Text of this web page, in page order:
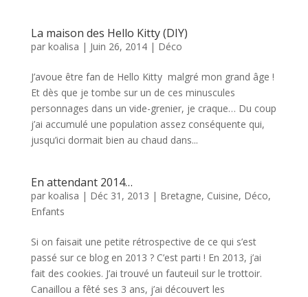
La maison des Hello Kitty (DIY)
par koalisa | Juin 26, 2014| Déco
J’avoue être fan de Hello Kitty malgré mon grand âge !
Et dès que je tombe sur un de ces minuscules
personnages dans un vide-grenier, je craque… Du coup
j’ai accumulé une population assez conséquente qui,
jusqu’ici dormait bien au chaud dans...
En attendant 2014…
par koalisa | Déc 31, 2013 | Bretagne, Cuisine, Déco,
Enfants
Si on faisait une petite rétrospective de ce qui s’est
passé sur ce blog en 2013 ? C’est parti ! En 2013, j’ai
fait des cookies. J’ai trouvé un fauteuil sur le trottoir.
Canaillou a fêté ses 3 ans, j’ai découvert les